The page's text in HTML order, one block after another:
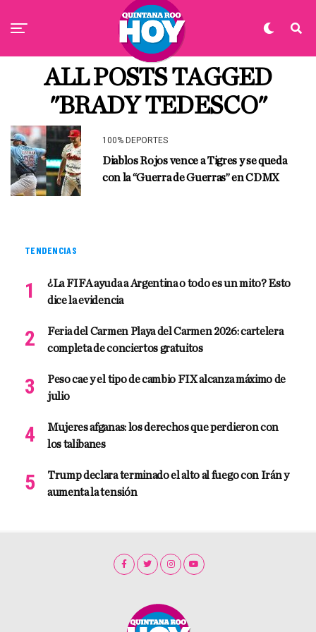
ALL POSTS TAGGED
"BRADY TEDESCO"
100% DEPORTES
Diablos Rojos vence a Tigres y se queda
con la “Guerra de Guerras” en CDMX
TENDENCIAS
¿La FIFA ayuda a Argentina o todo es un mito? Esto
dice la evidencia
Feria del Carmen Playa del Carmen 2026: cartelera
completa de conciertos gratuitos
Peso cae y el tipo de cambio FIX alcanza máximo de
julio
Mujeres afganas: los derechos que perdieron con
los talibanes
Trump declara terminado el alto al fuego con Irán y
aumenta la tensión